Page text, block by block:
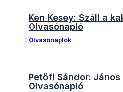
Ken Kesey: Száll a
Olvasónapló
Olvasónaplók
Petőfi Sándor: János
Olvasónapló